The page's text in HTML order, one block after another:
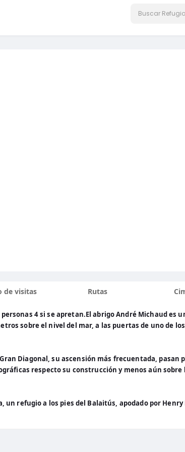
4 si se apretan.El abrigo André Michaud es
sobre el nivel del mar, a las puertas de uno de
Diagonal, su ascensión más frecuentada, pasan
respecto su construcción y menos aún sobre
un refugio a los pies del Balaitús, apodado por Henry
de visitas Rutas